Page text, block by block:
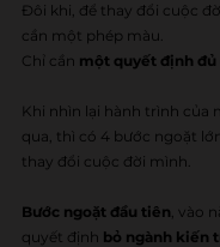
Đôi khi, để thay đổi cuộc
cần một phép màu.
Chỉ cần một quyết định đủ
Khi nhìn lại hành trình của
qua, thì có 4 bước ngoặt
thay đổi cuộc đời mình.
Bước ngoặt đầu tiên, vào
quyết định bỏ ngành kiến